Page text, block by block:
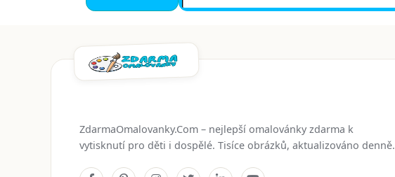
ZdarmaOmalovanky.Com – nejlepší omalovánky zdarma k
vytisknutí pro děti i dospělé. Tisíce obrázků, aktualizováno denně.